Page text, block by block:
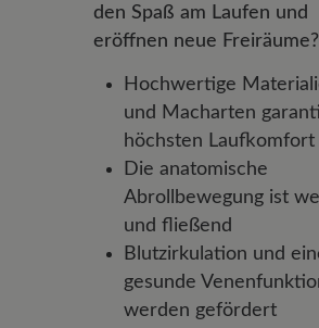
den Spaß am Laufen und
eröffnen neue Freiräume?
Hochwertige
und Macharten
höchsten Laufkomfort
Die anatomische
Abrollbewegung ist
und fließend
Blutzirkulation und
gesunde
werden gefördert